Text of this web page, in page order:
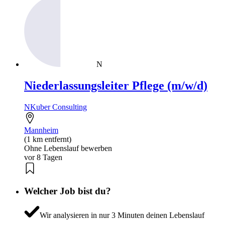
N
Niederlassungsleiter Pflege (m/w/d)
NKuber Consulting
Mannheim
(1 km entfernt)
Ohne Lebenslauf bewerben
vor 8 Tagen
Welcher Job bist du?
Wir analysieren in nur 3 Minuten deinen Lebenslauf